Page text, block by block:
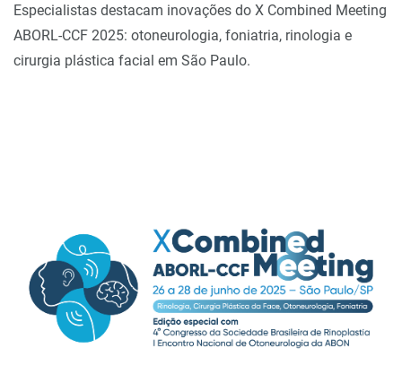
Especialistas destacam inovações do X Combined Meeting
ABORL-CCF 2025: otoneurologia, foniatria, rinologia e
cirurgia plástica facial em São Paulo.